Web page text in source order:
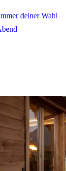
deiner Wahl